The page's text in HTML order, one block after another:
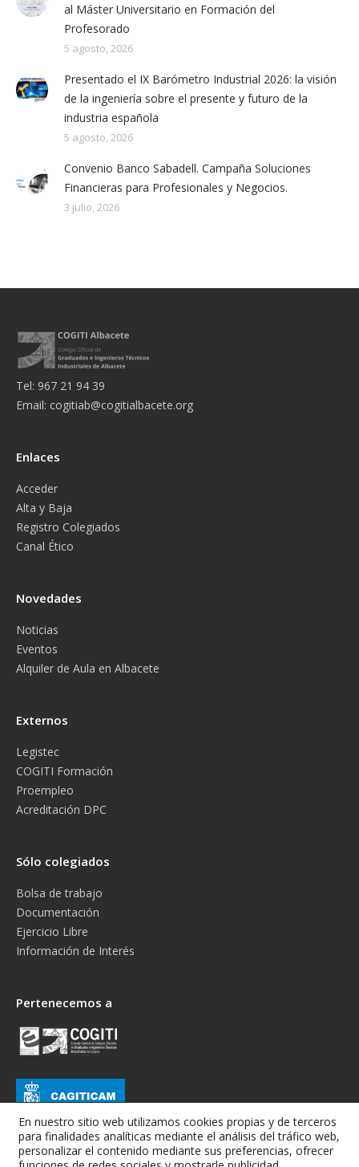
al Máster Universitario en Formación del
Profesorado
5 agosto, 2026
Presentado el IX Barómetro Industrial 2026: la visión
de la ingeniería sobre el presente y futuro de la
industria española
5 agosto, 2026
Convenio Banco Sabadell. Campaña Soluciones
Financieras para Profesionales y Negocios.
3 julio, 2026
Tel: 967 21 94 39
Email: cogitiab@cogitialbacete.org
Enlaces
Acceder
Alta y Baja
Registro Colegiados
Canal Ético
Novedades
Noticias
Eventos
Alquiler de Aula en Albacete
Externos
Legistec
COGITI Formación
Proempleo
Acreditación DPC
Sólo colegiados
Bolsa de trabajo
Documentación
Ejercicio Libre
Información de Interés
Pertenecemos a
En nuestro sitio web utilizamos cookies propias y de terceros
para finalidades analíticas mediante el análisis del tráfico web,
personalizar el contenido mediante sus preferencias, ofrecer